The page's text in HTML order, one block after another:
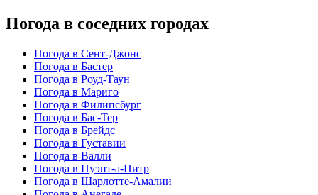
Погода в соседних городах
Погода в Сент-Джонс
Погода в Бастер
Погода в Роуд-Таун
Погода в Мариго
Погода в Филипсбург
Погода в Бас-Тер
Погода в Брейдс
Погода в Густавии
Погода в Валли
Погода в Пуэнт-а-Питр
Погода в Шарлотте-Амалии